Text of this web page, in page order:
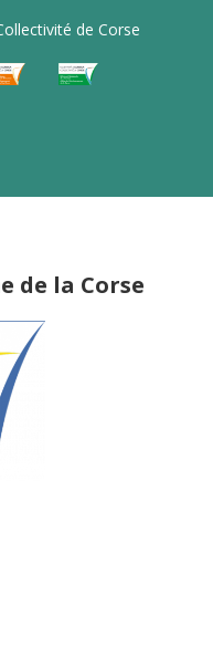
de Corse
de la Corse